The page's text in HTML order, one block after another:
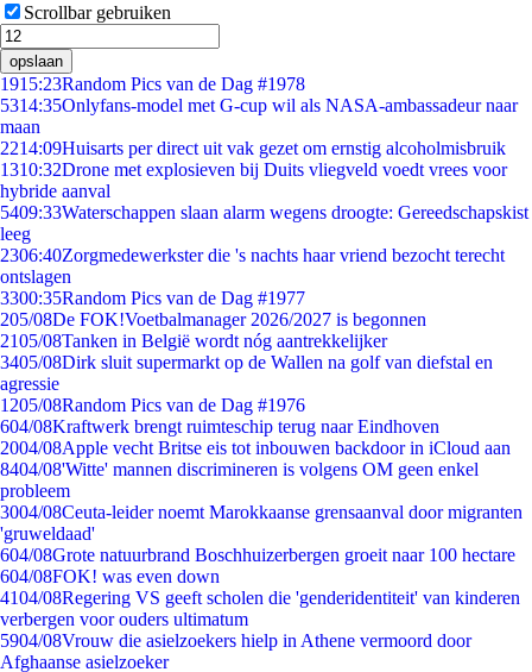
Scrollbar gebruiken
opslaan
1915:23Random Pics van de Dag #1978
5314:35Onlyfans-model met G-cup wil als NASA-ambassadeur naar
maan
2214:09Huisarts per direct uit vak gezet om ernstig alcoholmisbruik
1310:32Drone met explosieven bij Duits vliegveld voedt vrees voor
hybride aanval
5409:33Waterschappen slaan alarm wegens droogte: Gereedschapskist
leeg
2306:40Zorgmedewerkster die 's nachts haar vriend bezocht terecht
ontslagen
3300:35Random Pics van de Dag #1977
205/08De FOK!Voetbalmanager 2026/2027 is begonnen
2105/08Tanken in België wordt nóg aantrekkelijker
3405/08Dirk sluit supermarkt op de Wallen na golf van diefstal en
agressie
1205/08Random Pics van de Dag #1976
604/08Kraftwerk brengt ruimteschip terug naar Eindhoven
2004/08Apple vecht Britse eis tot inbouwen backdoor in iCloud aan
8404/08'Witte' mannen discrimineren is volgens OM geen enkel
probleem
3004/08Ceuta-leider noemt Marokkaanse grensaanval door migranten
'gruweldaad'
604/08Grote natuurbrand Boschhuizerbergen groeit naar 100 hectare
604/08FOK! was even down
4104/08Regering VS geeft scholen die 'genderidentiteit' van kinderen
verbergen voor ouders ultimatum
5904/08Vrouw die asielzoekers hielp in Athene vermoord door
Afghaanse asielzoeker